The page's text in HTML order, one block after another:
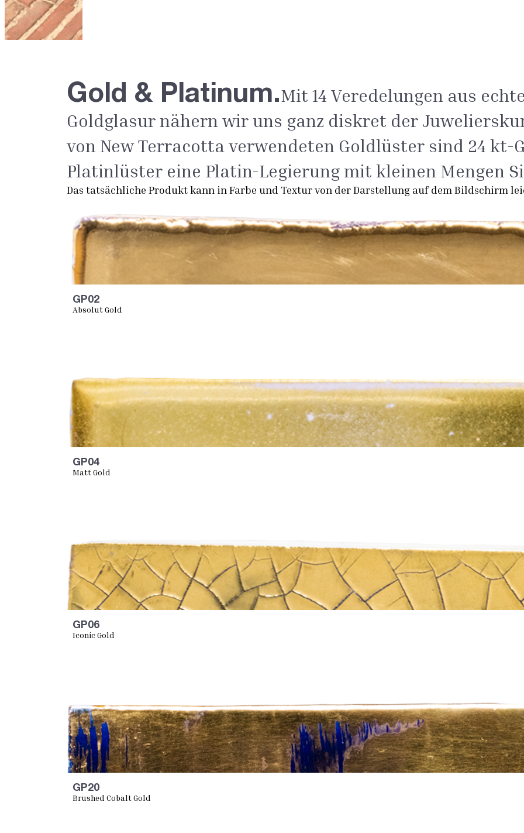
Gold & Platinum.Mit 14 Veredelungen aus
Goldglasur nähern wir uns ganz diskret der
von New Terracotta verwendeten Goldlüster sind 24 kt-
Platinlüster eine Platin-Legierung mit kleinen Mengen
Das tatsächliche Produkt kann in Farbe und Textur von der Darstellung auf dem Bildschirm
GP02
Absolut Gold
GP04
Matt Gold
GP06
Iconic Gold
GP20
Brushed Cobalt Gold